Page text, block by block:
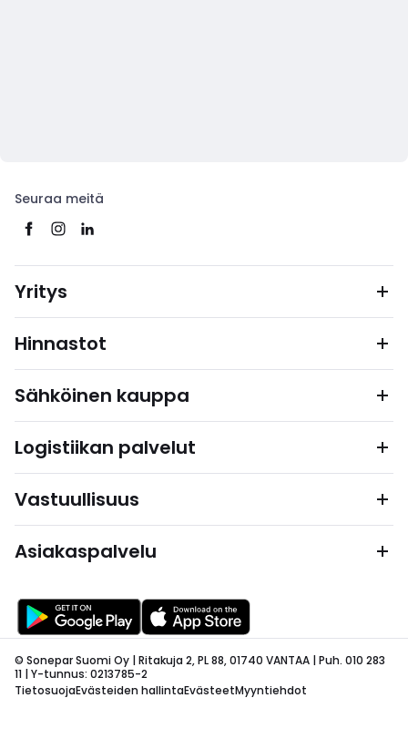
Seuraa meitä
Yritys
Hinnastot
Sähköinen kauppa
Logistiikan palvelut
Vastuullisuus
Asiakaspalvelu
© Sonepar Suomi Oy | Ritakuja 2, PL 88, 01740 VANTAA | Puh. 010 283
11 | Y-tunnus: 0213785-2
TietosuojaEvästeiden hallintaEvästeetMyyntiehdot